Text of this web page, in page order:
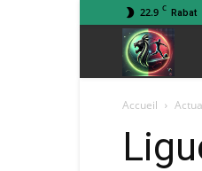
22.9 C Rabat
l
Accueil